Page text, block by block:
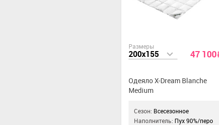
Размеры
200x155 47 100
Одеяло X-Dream Blanche
Medium
Сезон: Всесезонное
Наполнитель: Пух 90%/перо